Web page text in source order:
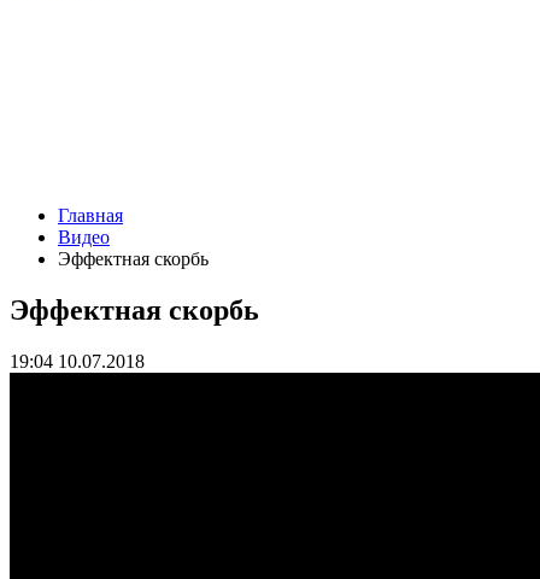
Главная
Видео
Эффектная скорбь
Эффектная скорбь
19:04 10.07.2018